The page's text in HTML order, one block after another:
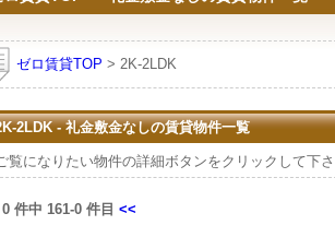
ゼロ賃貸TOP > 2K-2LDK
2LDK - 礼金敷金なしの賃貸物件一覧
覧になりたい物件の詳細ボタンをクリックして下
0 件中 161-0 件目 <<